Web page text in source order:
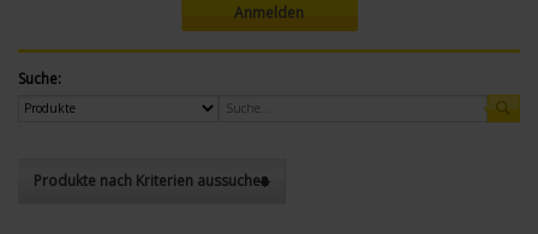
Anmelden
Suche:
Produkte nach Kriterien aussuchen